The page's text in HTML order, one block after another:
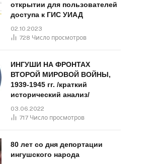
открытии для пользователей
доступа к ГИС УИАД
02.10.2023
728 Число просмотров
ИНГУШИ НА ФРОНТАХ
ВТОРОЙ МИРОВОЙ ВОЙНЫ,
1939-1945 гг. /краткий
исторический анализ/
03.06.2022
717 Число просмотров
80 лет со дня депортации
ингушского народа